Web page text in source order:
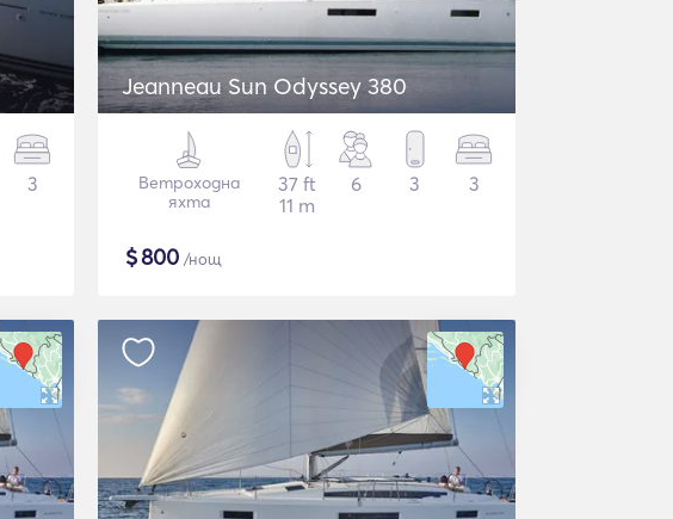
3
Jeanneau Sun Odyssey 380
Ветроходна
яхта
37 ft
11 m
6 3 3
$800 /нощ